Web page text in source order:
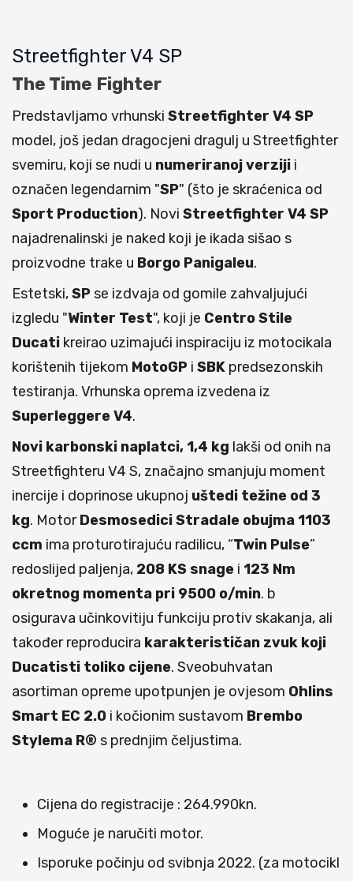
Streetfighter V4 SP
The Time Fighter
Predstavljamo vrhunski Streetfighter V4 SP
model, još jedan dragocjeni dragulj u Streetfighter
svemiru, koji se nudi u numeriranojverziji i
označen legendarnim "SP" (što je skraćenica od
Sport Production). Novi Streetfighter V4 SP
najadrenalinski je naked koji je ikada sišao s
proizvodne trake u Borgo Panigaleu.
Estetski,SPse izdvaja od gomile zahvaljujući
izgledu "Winter Test", koji je Centro Stile
Ducati kreirao uzimajući inspiraciju iz motocikala
korištenih tijekom MotoGP i SBK predsezonskih
testiranja. Vrhunska oprema izvedena iz
Superleggere V4.
Novi karbonski naplatci, 1,4 kg lakši od onih na
Streetfighteru V4 S, značajno smanjuju moment
inercije i doprinose ukupnoj uštedi težine od 3
kg. MotorDesmosediciStradale obujma 1103
ccm ima proturotirajuću radilicu, “Twin Pulse”
redoslijed paljenja, 208 KS snage i 123 Nm
okretnog momenta pri 9500 o/min. b
osigurava učinkovitiju funkciju protiv skakanja, ali
također reproducira karakterističan zvuk koji
Ducatisti toliko cijene. Sveobuhvatan
asortiman opreme upotpunjen je ovjesom Ohlins
Smart EC 2.0 i kočionim sustavom Brembo
Stylema R® s prednjim čeljustima.
Cijena do registracije : 264.990kn.
Moguće je naručiti motor.
Isporuke počinju od svibnja 2022. (za motocikl